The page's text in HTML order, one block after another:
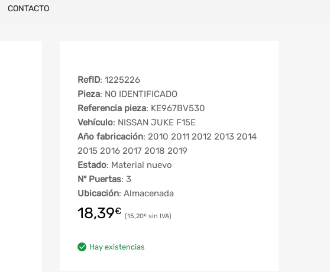
CONTACTO
RefID: 1225226
Pieza: NO IDENTIFICADO
Referencia pieza: KE967BV530
Vehículo: NISSAN JUKE F15E
Año fabricación: 2010 2011 2012 2013 2014
2015 2016 2017 2018 2019
Estado: Material nuevo
Nº Puertas: 3
Ubicación: Almacenada
18,39€ 15,20€
Hay existencias